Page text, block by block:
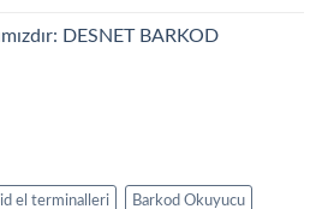
DESNET BARKOD
el terminalleri Barkod Okuyucu